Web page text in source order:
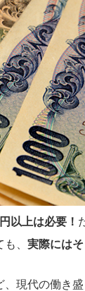
以上は必要！
、 実際には
現代の働き